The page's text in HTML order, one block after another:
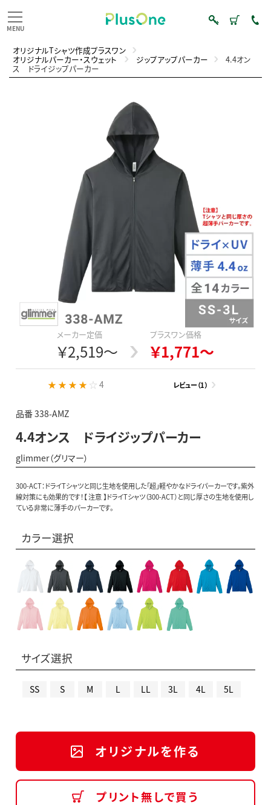
オリジナルTシャツ作成プラスワン
オリジナルパーカー・スウェット ジップアップパーカー 4.4オン
ス ドライジップパーカー
メーカー定価
￥2,519～
プラスワン価格
￥1,771～
★ ★ ★ ★ ☆ 4 レビュー（1）
品番 338-AMZ
4.4オンス ドライジップパーカー
glimmer（グリマー）
300-ACT：ドライTシャツと同じ生地を使用した「超」軽やかなドライパーカーです。紫外
線対策にも効果的です！【 注意 】ドライTシャツ（300-ACT）と同じ厚さの生地を使用し
ている非常に薄手のパーカーです。
カラー選択
サイズ選択
SS S M L LL 3L 4L 5L
オリジナルを作る
プリント無しで買う